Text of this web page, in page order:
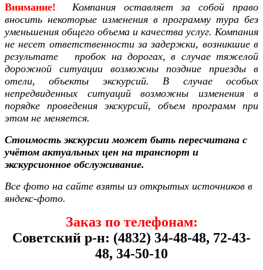
Внимание!
Компания оставляет за собой право
вносить некоторые изменения в программу тура без
уменьшения общего объема и качества услуг. Компания
не несет ответственности за задержки, возникшие в
результате пробок на дорогах, в случае тяжелой
дорожной ситуации возможны поздние приезды в
отели, объекты экскурсий. В случае особых
непредвиденных ситуаций возможны изменения в
порядке проведения экскурсий, объем программ при
этом не меняется.
Стоимость экскурсии может быть пересчитана с
учётом актуальных цен на транспорт и
экскурсионное обслуживание.
Все фото на сайте взяты из открытых источников в
яндекс-фото.
Заказ по телефонам:
Советский р-н: (4832) 34-48-48, 72-43-
48, 34-50-10